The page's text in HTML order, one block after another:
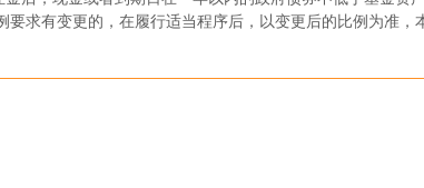
求有变更的，在履行适当程序后，以变更后的比例为准，